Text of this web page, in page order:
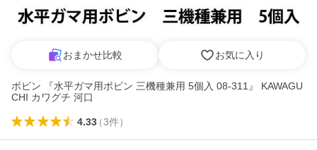
おまかせ比較 お気に入り
ボビン 『水平ガマ用ボビン 三機種兼用 5個入 08-311』 KAWAGU
CHI カワグチ 河口
4.33（3件）